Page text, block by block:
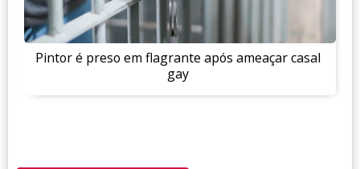
Pintor é preso em flagrante após ameaçar casal
gay